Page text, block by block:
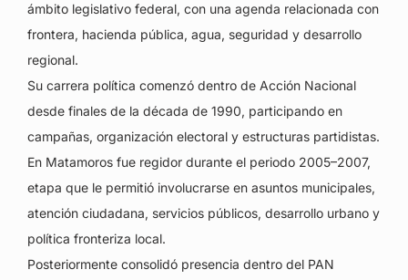
ámbito legislativo federal, con una agenda relacionada con
frontera, hacienda pública, agua, seguridad y desarrollo
regional.
Su carrera política comenzó dentro de Acción Nacional
desde finales de la década de 1990, participando en
campañas, organización electoral y estructuras partidistas.
En Matamoros fue regidor durante el periodo 2005–2007,
etapa que le permitió involucrarse en asuntos municipales,
atención ciudadana, servicios públicos, desarrollo urbano y
política fronteriza local.
Posteriormente consolidó presencia dentro del PAN